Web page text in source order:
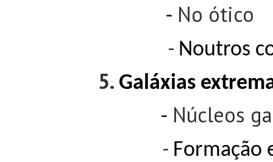
- No ótico
- Noutros
5. Galáxias
- Núcleos
- Formação